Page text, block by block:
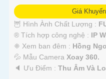
Giá
🦉 Hình Ành Chất Lượng :
®️ Tích hợp công nghệ : IP
❈ Xem ban đêm : Hồng
💦 Mẫu Camera Xoay 360.
️🔈 Ưu Điểm : Thu Âm Và